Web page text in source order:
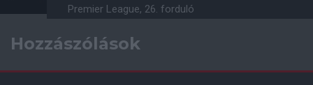
Premier League, 26. forduló
Hozzászólások